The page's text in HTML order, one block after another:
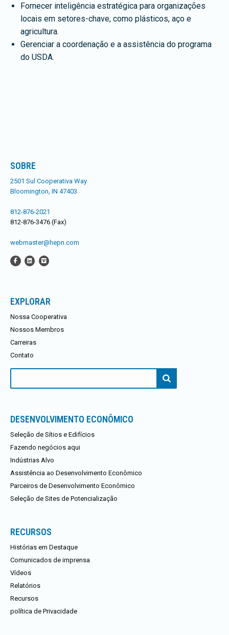
Fornecer inteligência estratégica para organizações
locais em setores-chave, como plásticos, aço e
agricultura.
Gerenciar a coordenação e a assistência do programa
do USDA.
SOBRE
2501 Sul Cooperativa Way
Bloomington, IN 47403
812-876-2021
812-876-3476 (Fax)
webmaster@hepn.com
EXPLORAR
Nossa Cooperativa
Nossos Membros
Carreiras
Contato
DESENVOLVIMENTO ECONÔMICO
Seleção de Sítios e Edifícios
Fazendo negócios aqui
Indústrias Alvo
Assistência ao Desenvolvimento Econômico
Parceiros de Desenvolvimento Econômico
Seleção de Sites de Potencialização
RECURSOS
Histórias em Destaque
Comunicados de imprensa
Vídeos
Relatórios
Recursos
política de Privacidade